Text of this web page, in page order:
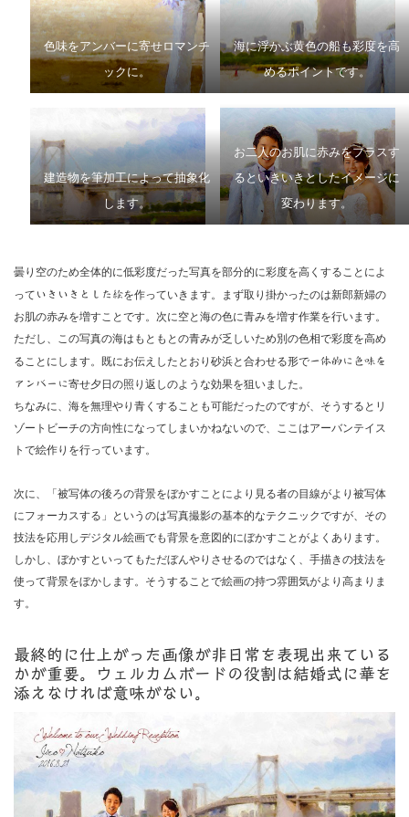
色味をアンバーに寄せロマンチ
ックに。
海に浮かぶ黄色の船も彩度を高
めるポイントです。
建造物を筆加工によって抽象化
します。
お二人のお肌に赤みをプラスす
るといきいきとしたイメージに
変わります。
曇り空のため全体的に低彩度だった写真を部分的に彩度を高くすることによ
って いきいきとした絵を作っていきます。まず取り掛かったのは新郎新婦の
お肌の赤みを増すことです。次に空と海の色に青みを増す作業を行います。
ただし、この写真の海はもともとの青みが乏しいため別の色相で彩度を高め
ることにします。既にお伝えしたとおり砂浜と合わせる形で一体的に色味を
アンバーに寄せ夕日の照り返しのような効果を狙いました。
ちなみに、海を無理やり青くすることも可能だったのですが、そうするとリ
ゾートビーチの方向性になってしまいかねないので、ここはアーバンテイス
トで絵作りを行っています。
次に、「被写体の後ろの背景をぼかすことにより見る者の目線がより被写体
にフォーカスする」というのは写真撮影の基本的なテクニックですが、その
技法を応用しデジタル絵画でも背景を意図的にぼかすことがよくあります。
しかし、ぼかすといってもただぼんやりさせるのではなく、手描きの技法を
使って背景をぼかします。そうすることで絵画の持つ雰囲気がより高まりま
す。
最終的に仕上がった画像が非日常を表現出来ている
かが重要。ウェルカムボードの役割は結婚式に華を
添えなければ意味がない。